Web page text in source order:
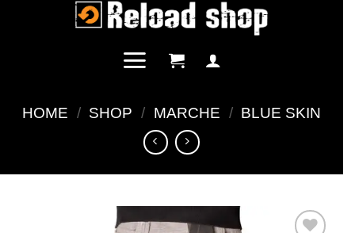
HOME / SHOP / MARCHE / BLUE SKIN